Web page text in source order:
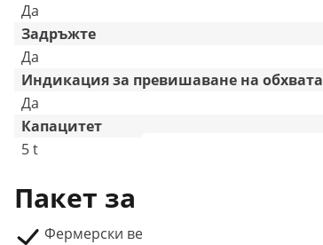
Да
Задръжте
Да
Индикация за превишаване на обхвата
Да
Капацитет
5 t
Пакет за доставка
Фермерски везни SBS-PS-200